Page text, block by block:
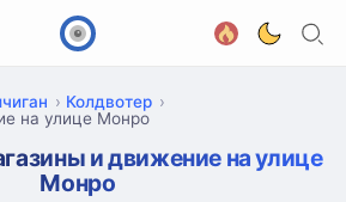
Колдвотер
на улице Монро
и движение на улице
Монро